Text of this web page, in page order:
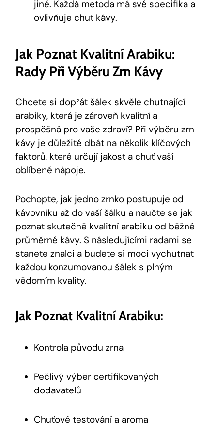
jiné. Každá metoda má své specifika a
ovlivňuje chuť kávy.
Jak Poznat Kvalitní Arabiku:
Rady Při Výběru Zrn Kávy
Chcete si dopřát šálek skvěle chutnající
arabiky, která je zároveň kvalitní a
prospěšná pro vaše zdraví? Při výběru zrn
kávy je důležité dbát na několik klíčových
faktorů, které určují jakost a chuť vaší
oblíbené nápoje.
Pochopte, jak jedno zrnko postupuje od
kávovníku až do vaší šálku a naučte se jak
poznat skutečně kvalitní arabiku od běžné
průměrné kávy. S následujícími radami se
stanete znalci a budete si moci vychutnat
každou konzumovanou šálek s plným
vědomím kvality.
Jak Poznat Kvalitní Arabiku:
Kontrola původu zrna
Pečlivý výběr certifikovaných
dodavatelů
Chuťové testování a aroma